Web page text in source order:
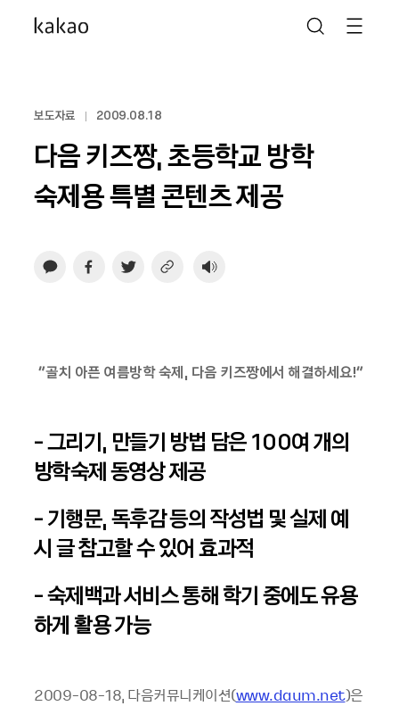
보도자료 2009.08.18
다음 키즈짱, 초등학교 방학
숙제용 특별 콘텐츠 제공
“골치 아픈 여름방학 숙제, 다음 키즈짱에서 해결하세요!”
- 그리기, 만들기 방법 담은 100여 개의
방학숙제 동영상 제공
- 기행문, 독후감 등의 작성법 및 실제 예
시 글 참고할 수 있어 효과적
- 숙제백과 서비스 통해 학기 중에도 유용
하게 활용 가능
2009-08-18, 다음커뮤니케이션(www.daum.net)은